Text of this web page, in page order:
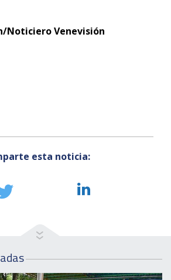
Noticiero Venevisión
esta noticia: